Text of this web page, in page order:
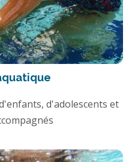
d'adolescents et